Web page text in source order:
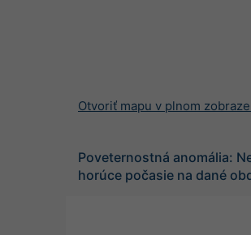
Otvoriť mapu v plnom
Poveternostná anomália:
horúce počasie na dané